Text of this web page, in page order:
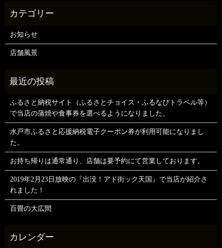
お知らせ
店舗風景
ふるさと納税サイト（ふるさとチョイス・ふるなびトラベル等）
で当店の蒲焼や食事券を選べるようになりました。
水戸市ふるさと応援納税電子クーポン券が利用可能になりまし
た。
お持ち帰りは通常通り、店舗は要予約にて営業しております。
2019年2月23日放映の『出没！アド街ック天国』で当店が紹介さ
れました！
百畳の大広間